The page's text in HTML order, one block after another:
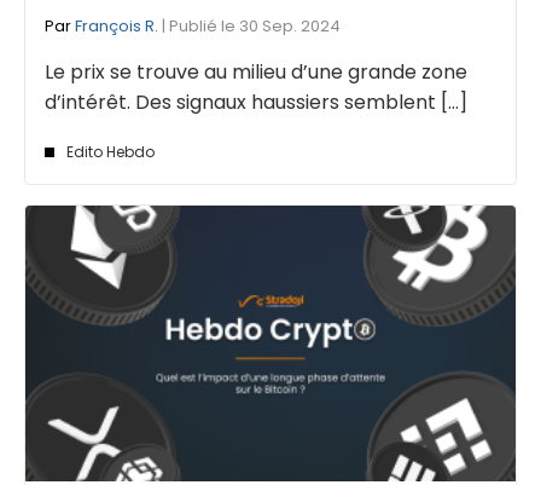
ParFrançois R. | Publié le 30 Sep. 2024
Le prix se trouve au milieu d’une grande zone
d’intérêt. Des signaux haussiers semblent [...]
Edito Hebdo